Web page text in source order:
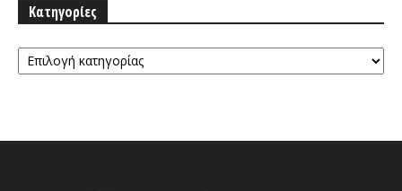
Κατηγορίες
Κατηγορίες